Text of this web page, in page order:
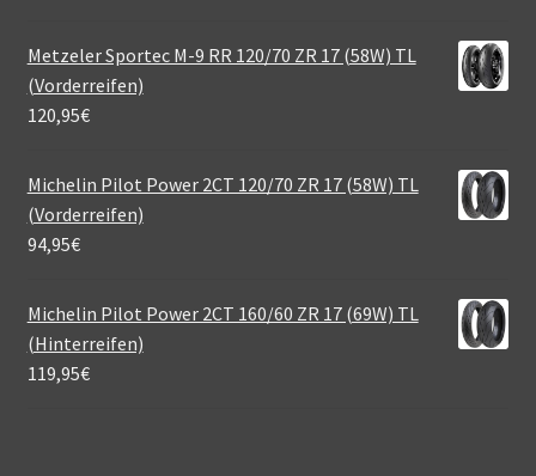
Metzeler Sportec M-9 RR 120/70 ZR 17 (58W) TL
(Vorderreifen)
120,95€
Michelin Pilot Power 2CT 120/70 ZR 17 (58W) TL
(Vorderreifen)
94,95€
Michelin Pilot Power 2CT 160/60 ZR 17 (69W) TL
(Hinterreifen)
119,95€